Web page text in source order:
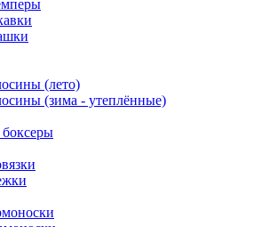
(лето)
(зима - утеплённые)